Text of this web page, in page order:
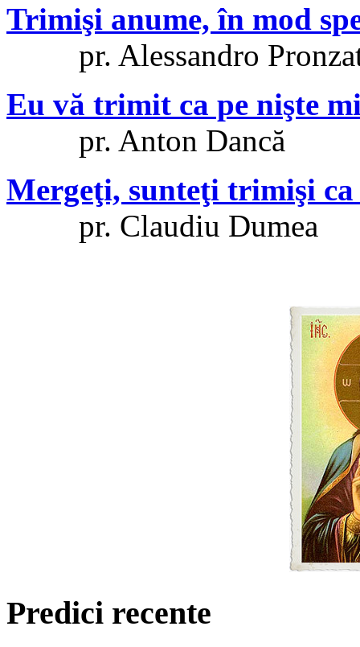
Trimişi anume, în mod
pr. Alessandro
Eu vă trimit ca pe nişte
pr. Anton Dancă
Mergeţi, sunteţi trimişi
pr. Claudiu Dumea
Predici recente